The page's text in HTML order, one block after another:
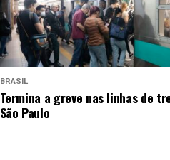
BRASIL
Termina a greve nas linhas de
São Paulo